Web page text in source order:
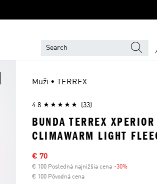
Muži • TERREX
4.8 (33)
BUNDA TERREX XPERIOR
CLIMAWARM LIGHT
Výpredajová cena
€ 70
€ 100 Posledná najnižšia cena -30%
€ 100 Pôvodná cena